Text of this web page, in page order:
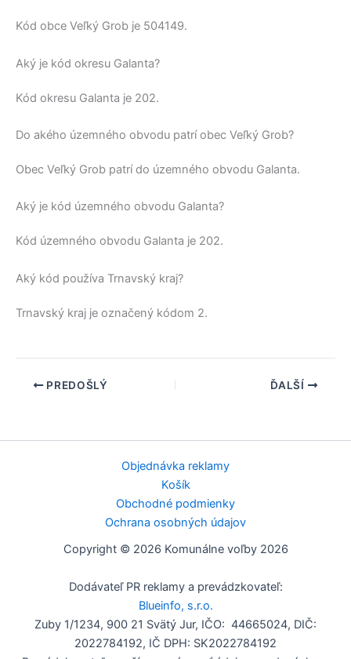
Kód obce Veľký Grob je 504149.
Aký je kód okresu Galanta?
Kód okresu Galanta je 202.
Do akého územného obvodu patrí obec Veľký Grob?
Obec Veľký Grob patrí do územného obvodu Galanta.
Aký je kód územného obvodu Galanta?
Kód územného obvodu Galanta je 202.
Aký kód používa Trnavský kraj?
Trnavský kraj je označený kódom 2.
PREDOŠLÝ ĎALŠÍ
Objednávka reklamy
Košík
Obchodné podmienky
Ochrana osobných údajov
Copyright © 2026 Komunálne voľby 2026
Dodávateľ PR reklamy a prevádzkovateľ:
Blueinfo, s.r.o.
Zuby 1/1234, 900 21 Svätý Jur, IČO: 44665024, DIČ:
2022784192, IČ DPH: SK2022784192